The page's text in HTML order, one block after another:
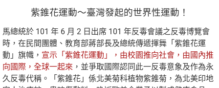
紫錐花運動～臺灣發起的世界性運動！
馬總統於 101 年 6 月 2 日出席 101 年反毒會議之反毒博覽會
時，在民間團體、教育部蔣部長及總統傳遞揮舞「紫錐花運
動」旗幟， 宣示「紫錐花運動」，由校園推向社會，由國內推
向國際，全球一起來 ，並爭取國際認同此一反毒意象及作為永
久反毒代稱。「紫錐花」係北美菊科植物紫錐菊，為北美印地